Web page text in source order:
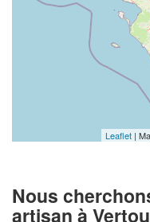
Leaflet |
Nous
artisan à Vertou